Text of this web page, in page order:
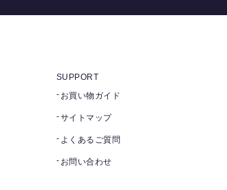
SUPPORT
お買い物ガイド
サイトマップ
よくあるご質問
お問い合わせ